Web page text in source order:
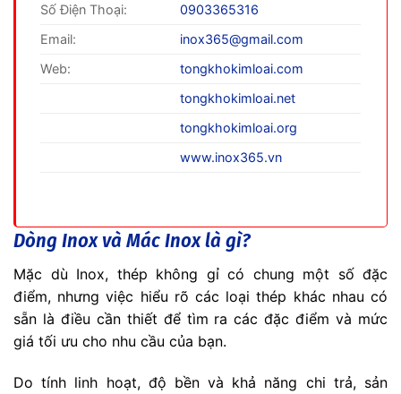
Số Điện Thoại:
0903365316
Email:
inox365@gmail.com
Web:
tongkhokimloai.com
tongkhokimloai.net
tongkhokimloai.org
www.inox365.vn
Dòng Inox và Mác Inox là gì?
Mặc dù Inox, thép không gỉ có chung một số đặc
điểm, nhưng việc hiểu rõ các loại thép khác nhau có
sẵn là điều cần thiết để tìm ra các đặc điểm và mức
giá tối ưu cho nhu cầu của bạn.
Do tính linh hoạt, độ bền và khả năng chi trả, sản